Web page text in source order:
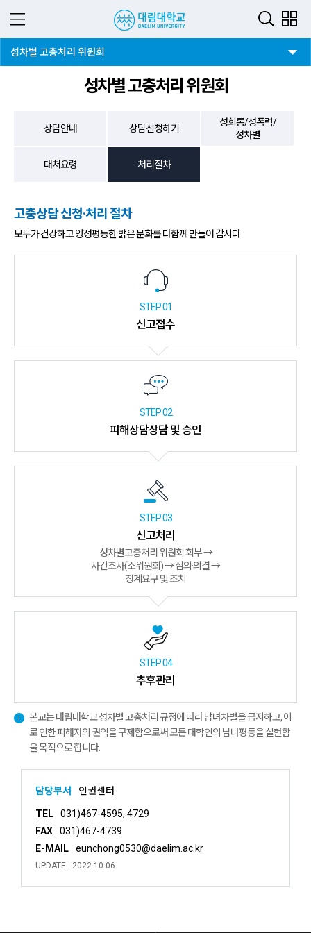
성차별 고충처리 위원회
성차별 고충처리 위원회
상담안내 상담신청하기
성희롱/성폭력/
성차별
대처요령 처리절차
고충상담 신청·처리 절차
모두가 건강하고 양성평등한 밝은 문화를 다함께 만들어 갑시다.
STEP 01
신고접수
STEP 02
피해상담상담 및 승인
STEP 03
신고처리
성차별고충처리 위원회 회부 →
사건조사(소위원회) → 심의·의결 →
징계요구 및 조치
STEP 04
추후관리
본교는 대림대학교 성차별 고충처리 규정에 따라 남녀차별을 금지하고, 이
로 인한 피해자의 권익을 구제함으로써 모든 대학인의 남녀평등을 실현함
을 목적으로 합니다.
담당부서 인권센터
TEL
031)467-4595, 4729
FAX
031)467-4739
E-MAIL
eunchong0530@daelim.ac.kr
UPDATE : 2022.10.06